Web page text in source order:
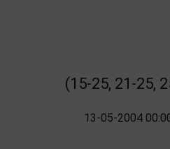
(15-25, 21-25,
13-05-2004